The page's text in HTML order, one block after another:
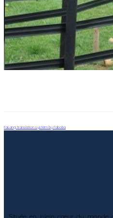
FaLang translation system by Faboba